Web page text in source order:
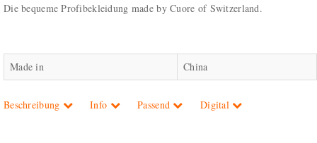
Die bequeme Profibekleidung made by Cuore of Switzerland.
Made in China
Beschreibung Info Passend Digital